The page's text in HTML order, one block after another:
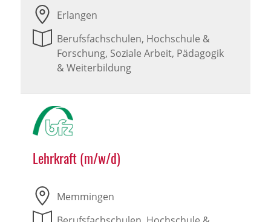
Erlangen
Berufsfachschulen, Hochschule &
Forschung, Soziale Arbeit, Pädagogik
& Weiterbildung
Lehrkraft (m/w/d)
Memmingen